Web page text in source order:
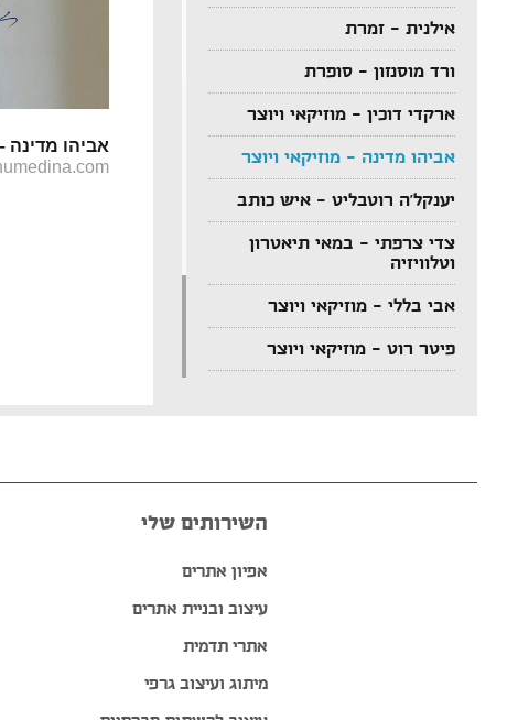
אילנית – זמרת
ורד מוסנזון – סופרת
ארקדי דוכין – מוזיקאי ויוצר
אביהו מדינה – מוזיקאי ויוצר
יענקל'ה רוטבליט – איש כותב
צדי צרפתי – במאי תיאטרון
וטלוויזיה
אבי בללי – מוזיקאי ויוצר
פיטר רוט – מוזיקאי ויוצר
אביהו מדינה
השירותים שלי
אפיון אתרים
עיצוב ובניית אתרים
אתרי תדמית
מיתוג ועיצוב גרפי